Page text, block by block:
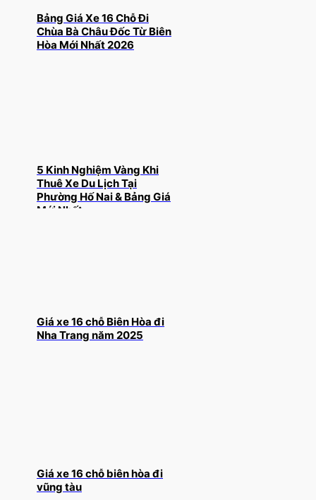
Bảng Giá Xe 16 Chỗ Đi
Chùa Bà Châu Đốc Từ Biên
Hòa Mới Nhất 2026
5 Kinh Nghiệm Vàng Khi
Thuê Xe Du Lịch Tại
Phường Hố Nai & Bảng Giá
Mới Nhất
Giá xe 16 chỗ Biên Hòa đi
Nha Trang năm 2025
Giá xe 16 chỗ biên hòa đi
vũng tàu